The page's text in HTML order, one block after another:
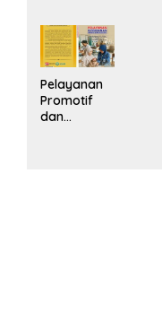
Pelayanan
Promotif
dan